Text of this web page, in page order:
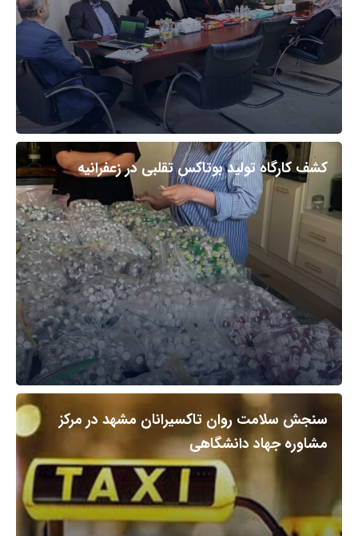
کشف کارگاه تولید بوتاکس تقلبی در زعفرانیه
سنجش سلامت روان تاکسیرانان مشهد در مرکز
مشاوره جهاد دانشگاهی